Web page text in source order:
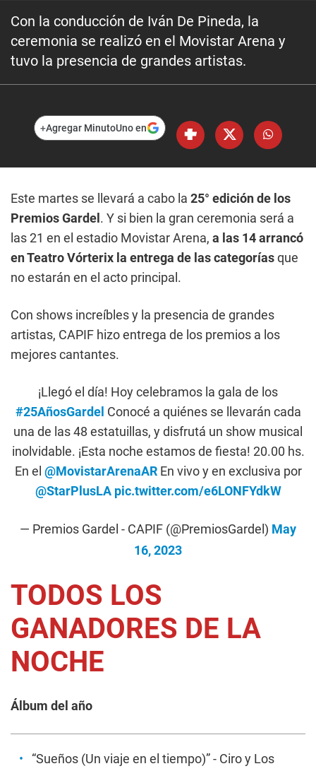
Con la conducción de Iván De Pineda, la
ceremonia se realizó en el Movistar Arena y
tuvo la presencia de grandes artistas.
+Agregar MinutoUno en
Este martes se llevará a cabo la 25° edición de los
Premios Gardel . Y si bien la gran ceremonia será a
las 21 en el estadio Movistar Arena, a las 14 arrancó
en Teatro Vórterix la entrega de las categoríasque
no estarán en el acto principal.
Con shows increíbles y la presencia de grandes
artistas, CAPIF hizo entrega de los premios a los
mejores cantantes.
¡Llegó el día! Hoy celebramos la gala de los
#25AñosGardel Conocé a quiénes se llevarán cada
una de las 48 estatuillas, y disfrutá un show musical
inolvidable. ¡Esta noche estamos de fiesta! 20.00 hs.
En el @MovistarArenaAREn vivo y en exclusiva por
@StarPlusLA pic.twitter.com/e6LONFYdkW
— Premios Gardel - CAPIF (@PremiosGardel) May
16, 2023
TODOS LOS
GANADORES DE LA
NOCHE
Álbum del año
“Sueños (Un viaje en el tiempo)” - Ciro y Los